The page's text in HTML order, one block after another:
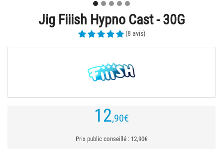
Jig Fiiish Hypno Cast - 30G
(8 avis)
12,90€
Prix public conseillé : 12,90€